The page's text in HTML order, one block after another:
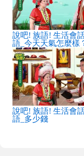
說吧! 族語! 生活會
語_今天天氣怎麼樣
說吧! 族語! 生活會
語_多少錢